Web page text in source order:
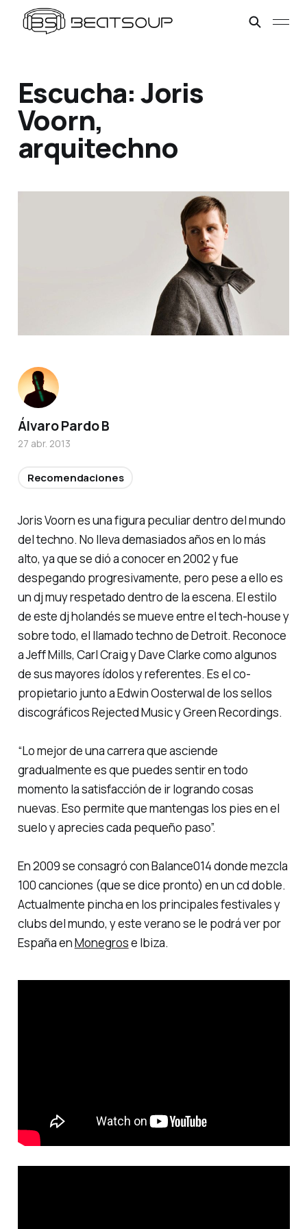
Escucha: Joris
Voorn,
arquitechno
Joris Voorn es una figura peculiar dentro del mundo
del techno. No lleva demasiados años en lo más
alto, ya que se dió a conocer en 2002 y fue
despegando progresivamente, pero pese a ello es
un dj muy respetado dentro de la escena. El estilo
de este dj holandés se mueve entre el tech-house y
sobre todo, el llamadotechno de Detroit. Reconoce
a Jeff Mills, Carl Craig y Dave Clarke como algunos
de sus mayores ídolos y referentes. Es el co-
propietario junto a Edwin Oosterwal de los sellos
discográficos Rejected Music y Green Recordings.
“Lo mejor de una carrera que asciende
gradualmente es que puedes sentir en todo
momento la satisfacción de ir logrando cosas
nuevas. Eso permite que mantengas los pies en el
suelo y aprecies cada pequeño paso”.
En 2009 se consagró conBalance014donde mezcla
100 canciones (que se dice pronto) en un cd doble.
Actualmente pincha en los principales festivales y
clubs del mundo, y este verano se le podrá ver por
España enMonegrose Ibiza.
Álvaro Pardo B
27 abr. 2013
Recomendaciones